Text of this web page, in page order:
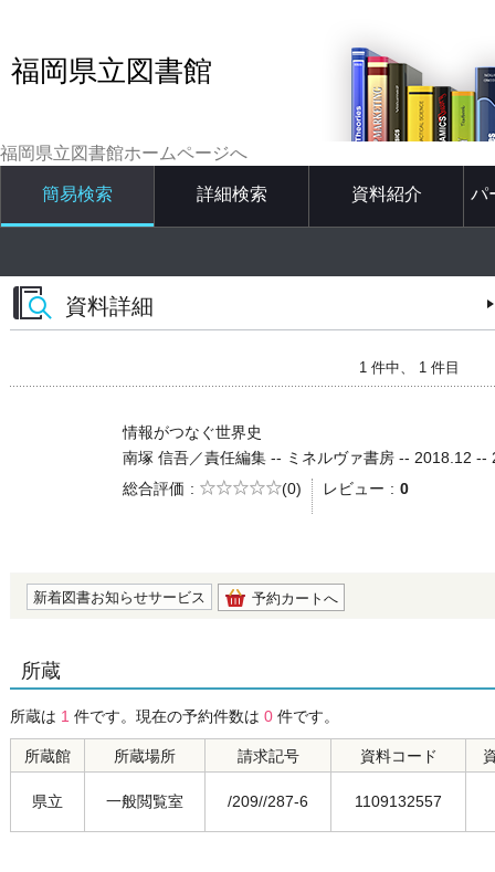
福岡県立図書館
福岡県立図書館ホームページへ
簡易検索 詳細検索 資料紹介 パ
資料詳細
1 件中、 1 件目
情報がつなぐ世界史
南塚 信吾／責任編集 -- ミネルヴァ書房 -- 2018.12 --
総合評価
5段階評価
(0) レビュー 0
新着図書お知らせサービス 予約カートへ
所蔵
所蔵は 1 件です。現在の予約件数は 0 件です。
所蔵館 所蔵場所 請求記号 資料コード
県立 一般閲覧室 /209//287-6 1109132557